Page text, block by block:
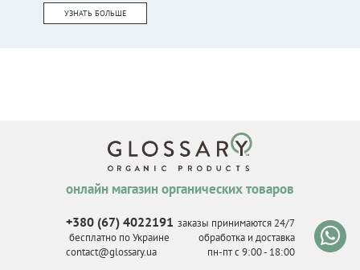
УЗНАТЬ БОЛЬШЕ
онлайн магазин органических товаров
+380 (67) 4022191
бесплатно по Украине
contact@glossary.ua
заказы принимаются 24/7
обработка и доставка
пн-пт с 9:00 - 18:00